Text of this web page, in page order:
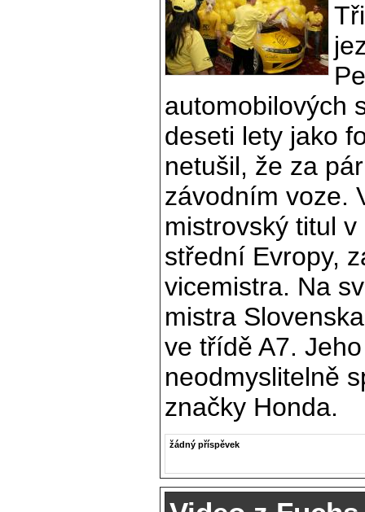
automobilových
deseti lety jako
netušil, že za
závodním voze.
mistrovský titul
střední Evropy,
vicemistra. Na
mistra
ve třídě A7.
neodmyslitelně
značky Honda.
žádný příspěvek